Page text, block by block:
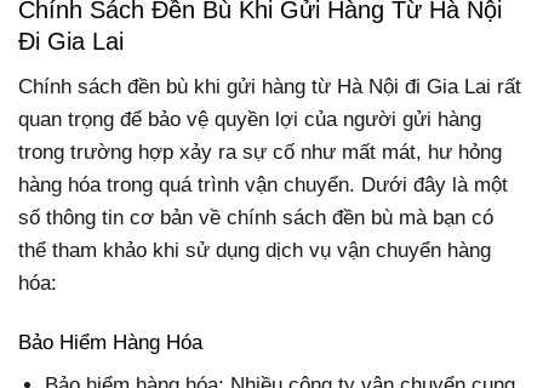
Chính Sách Đền Bù Khi Gửi Hàng Từ Hà Nội
Đi Gia Lai
Chính sách đền bù khi gửi hàng từ Hà Nội đi Gia Lai rất
quan trọng để bảo vệ quyền lợi của người gửi hàng
trong trường hợp xảy ra sự cố như mất mát, hư hỏng
hàng hóa trong quá trình vận chuyển. Dưới đây là một
số thông tin cơ bản về chính sách đền bù mà bạn có
thể tham khảo khi sử dụng dịch vụ vận chuyển hàng
hóa:
Bảo Hiểm Hàng Hóa